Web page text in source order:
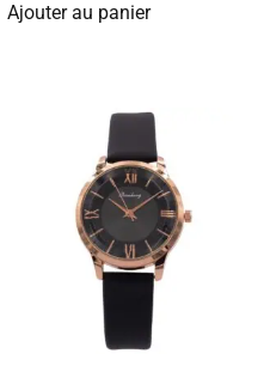
Ajouter au panier